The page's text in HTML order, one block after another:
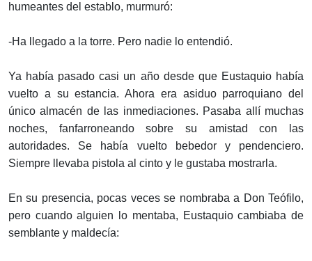
humeantes del establo, murmuró:
-Ha llegado a la torre. Pero nadie lo entendió.
Ya había pasado casi un año desde que Eustaquio había
vuelto a su estancia. Ahora era asiduo parroquiano del
único almacén de las inmediaciones. Pasaba allí muchas
noches, fanfarroneando sobre su amistad con las
autoridades. Se había vuelto bebedor y pendenciero.
Siempre llevaba pistola al cinto y le gustaba mostrarla.
En su presencia, pocas veces se nombraba a Don Teófilo,
pero cuando alguien lo mentaba, Eustaquio cambiaba de
semblante y maldecía: